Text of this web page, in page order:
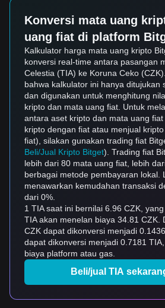
Konversi mata uang
uang fiat di platform
Kalkulator harga mata uang kripto
konversi real-time antara pasangan
Celestia (TIA) ke Koruna Ceko
bahwa kalkulator ini hanya ditujukan
dan digunakan untuk menghitung
kripto dan mata uang fiat. Untuk
antara aset kripto dan mata uang
kripto dengan fiat atau menjual
fiat), silakan gunakan trading fiat
Beli/Jual Kripto Bitget). Trading fiat
lebih dari 80 mata uang fiat, lebih
berbagai metode pembayaran lokal.
menawarkan kemudahan transaksi
dari 0%.
1 TIA saat ini bernilai 6.96 CZK,
TIA akan menelan biaya 34.81 CZK.
CZK dapat dikonversi menjadi
dapat dikonversi menjadi 0.7181
biaya platform atau gas.
Beli/jual TIA